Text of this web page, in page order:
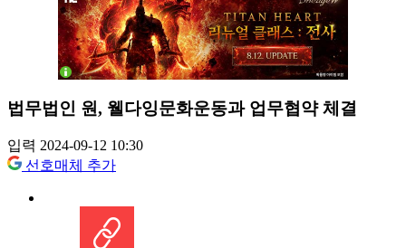
법무법인 원, 웰다잉문화운동과 업무협약 체결
입력 2024-09-12 10:30
선호매체 추가